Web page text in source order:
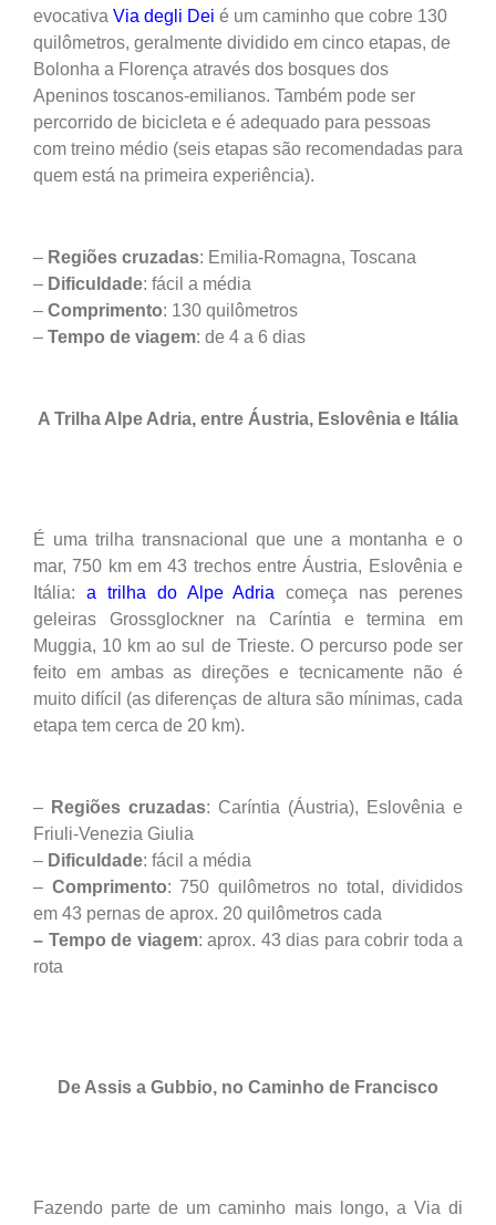
evocativa Via degli Dei é um caminho que cobre 130
quilômetros, geralmente dividido em cinco etapas, de
Bolonha a Florença através dos bosques dos
Apeninos toscanos-emilianos. Também pode ser
percorrido de bicicleta e é adequado para pessoas
com treino médio (seis etapas são recomendadas para
quem está na primeira experiência).
– Regiões cruzadas: Emilia-Romagna, Toscana
– Dificuldade: fácil a média
– Comprimento: 130 quilômetros
– Tempo de viagem: de 4 a 6 dias
A Trilha Alpe Adria, entre Áustria, Eslovênia e Itália
É uma trilha transnacional que une a montanha e o
mar, 750 km em 43 trechos entre Áustria, Eslovênia e
Itália: a trilha do Alpe Adria começa nas perenes
geleiras Grossglockner na Caríntia e termina em
Muggia, 10 km ao sul de Trieste. O percurso pode ser
feito em ambas as direções e tecnicamente não é
muito difícil (as diferenças de altura são mínimas, cada
etapa tem cerca de 20 km).
– Regiões cruzadas: Caríntia (Áustria), Eslovênia e
Friuli-Venezia Giulia
– Dificuldade: fácil a média
– Comprimento: 750 quilômetros no total, divididos
em 43 pernas de aprox. 20 quilômetros cada
– Tempo de viagem: aprox. 43 dias para cobrir toda a
rota
De Assis a Gubbio, no Caminho de Francisco
Fazendo parte de um caminho mais longo, a Via di